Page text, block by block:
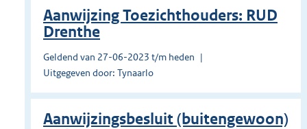
Aanwijzing Toezichthouders: RUD
Drenthe
Geldend van 27-06-2023 t/m heden
Uitgegeven door: Tynaarlo
Aanwijzingsbesluit (buitengewoon)